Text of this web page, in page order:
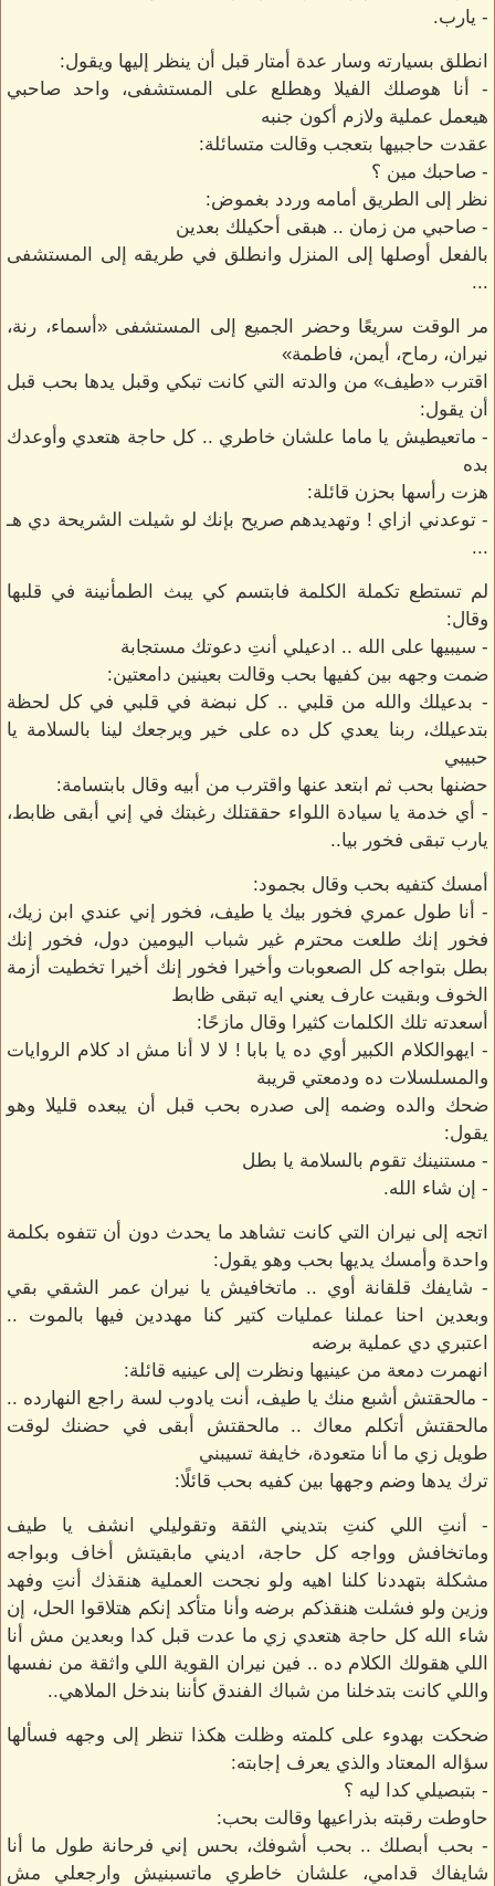
- يارب.
انطلق بسيارته وسار عدة أمتار قبل أن ينظر إليها ويقول:
- أنا هوصلك الفيلا وهطلع على المستشفى، واحد صاحبي
هيعمل عملية ولازم أكون جنبه
عقدت حاجبيها بتعجب وقالت متسائلة:
- صاحبك مين ؟
نظر إلى الطريق أمامه وردد بغموض:
- صاحبي من زمان .. هبقى أحكيلك بعدين
بالفعل أوصلها إلى المنزل وانطلق في طريقه إلى المستشفى
...
مر الوقت سريعًا وحضر الجميع إلى المستشفى «أسماء، رنة،
نيران، رماح، أيمن، فاطمة»
اقترب «طيف» من والدته التي كانت تبكي وقبل يدها بحب قبل
أن يقول:
- ماتعيطيش يا ماما علشان خاطري .. كل حاجة هتعدي وأوعدك
بده
هزت رأسها بحزن قائلة:
- توعدني ازاي ! وتهديدهم صريح بإنك لو شيلت الشريحة دي هـ
...
لم تستطع تكملة الكلمة فابتسم كي يبث الطمأنينة في قلبها
وقال:
- سيبيها على الله .. ادعيلي أنتِ دعوتك مستجابة
ضمت وجهه بين كفيها بحب وقالت بعينين دامعتين:
- بدعيلك والله من قلبي .. كل نبضة في قلبي في كل لحظة
بتدعيلك، ربنا يعدي كل ده على خير ويرجعك لينا بالسلامة يا
حبيبي
حضنها بحب ثم ابتعد عنها واقترب من أبيه وقال بابتسامة:
- أي خدمة يا سيادة اللواء حققتلك رغبتك في إني أبقى ظابط،
يارب تبقى فخور بيا..
أمسك كتفيه بحب وقال بجمود:
- أنا طول عمري فخور بيك يا طيف، فخور إني عندي ابن زيك،
فخور إنك طلعت محترم غير شباب اليومين دول، فخور إنك
بطل بتواجه كل الصعوبات وأخيرا فخور إنك أخيرا تخطيت أزمة
الخوف وبقيت عارف يعني ايه تبقى ظابط
أسعدته تلك الكلمات كثيرا وقال مازحًا:
- ايهوالكلام الكبير أوي ده يا بابا ! لا لا أنا مش اد كلام الروايات
والمسلسلات ده ودمعتي قريبة
ضحك والده وضمه إلى صدره بحب قبل أن يبعده قليلا وهو
يقول:
- مستنينك تقوم بالسلامة يا بطل
- إن شاء الله.
اتجه إلى نيران التي كانت تشاهد ما يحدث دون أن تتفوه بكلمة
واحدة وأمسك يديها بحب وهو يقول:
- شايفك قلقانة أوي .. ماتخافيش يا نيران عمر الشقي بقي
وبعدين احنا عملنا عمليات كتير كنا مهددين فيها بالموت ..
اعتبري دي عملية برضه
انهمرت دمعة من عينيها ونظرت إلى عينيه قائلة:
- مالحقتش أشبع منك يا طيف، أنت يادوب لسة راجع النهارده ..
مالحقتش أتكلم معاك .. مالحقتش أبقى في حضنك لوقت
طويل زي ما أنا متعودة، خايفة تسيبني
ترك يدها وضم وجهها بين كفيه بحب قائلًا:
- أنتِ اللي كنتِ بتديني الثقة وتقوليلي انشف يا طيف
وماتخافش وواجه كل حاجة، اديني مابقيتش أخاف وبواجه
مشكلة بتهددنا كلنا اهيه ولو نجحت العملية هنقذك أنتِ وفهد
وزين ولو فشلت هنقذكم برضه وأنا متأكد إنكم هتلاقوا الحل، إن
شاء الله كل حاجة هتعدي زي ما عدت قبل كدا وبعدين مش أنا
اللي هقولك الكلام ده .. فين نيران القوية اللي واثقة من نفسها
واللي كانت بتدخلنا من شباك الفندق كأننا بندخل الملاهي..
ضحكت بهدوء على كلمته وظلت هكذا تنظر إلى وجهه فسألها
سؤاله المعتاد والذي يعرف إجابته:
- بتبصيلي كدا ليه ؟
حاوطت رقبته بذراعيها وقالت بحب:
- بحب أبصلك .. بحب أشوفك، بحس إني فرحانة طول ما أنا
شايفاك قدامي، علشان خاطري ماتسبنيش وارجعلي مش